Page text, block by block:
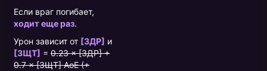
Если враг погибает,
ходит еще раз.
Урон зависит от [ЗДР] и
[ЗЩТ] = 0.23 × [ЗДР] +
0.7 × [ЗЩТ] AoE (+